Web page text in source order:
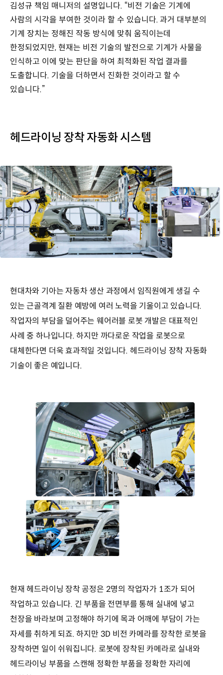
김성규 책임 매니저의 설명입니다. “비전 기술은 기계에
사람의 시각을 부여한 것이라 할 수 있습니다. 과거 대부분의
기계 장치는 정해진 작동 방식에 맞춰 움직이는데
한정되었지만, 현재는 비전 기술의 발전으로 기계가 사물을
인식하고 이에 맞는 판단을 하여 최적화된 작업 결과를
도출합니다. 기술을 더하면서 진화한 것이라고 할 수
있습니다.”
헤드라이닝 장착 자동화 시스템
현대차와 기아는 자동차 생산 과정에서 임직원에게 생길 수
있는 근골격계 질환 예방에 여러 노력을 기울이고 있습니다.
작업자의 부담을 덜어주는 웨어러블 로봇 개발은 대표적인
사례 중 하나입니다. 하지만 까다로운 작업을 로봇으로
대체한다면 더욱 효과적일 것입니다. 헤드라이닝 장착 자동화
기술이 좋은 예입니다.
현재 헤드라이닝 장착 공정은 2명의 작업자가 1조가 되어
작업하고 있습니다. 긴 부품을 전면부를 통해 실내에 넣고
천장을 바라보며 고정해야 하기에 목과 어깨에 부담이 가는
자세를 취하게 되죠. 하지만 3D 비전 카메라를 장착한 로봇을
장착하면 일이 쉬워집니다. 로봇에 장착된 카메라로 실내와
헤드라이닝 부품을 스캔해 정확한 부품을 정확한 자리에